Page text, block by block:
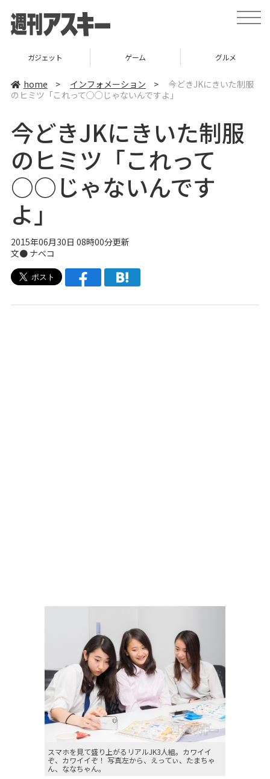
t
o
v
ガジェット ゲーム グルメ
home > インフォメーション >
今どきJKにきいた制服
のヒミツ「これって○○じゃないんですよ」
今どきJKにきいた制服
のヒミツ「これって
○○じゃないんです
よ」
2015年06月30日 08時00分更新
文● ナベコ
スマホを見て盛り上がるリアルJK3人組。カワイイ
ぞ、カワイイぞ！ 写真左から、えってぃ、たまちゃ
ん、ななちゃん。